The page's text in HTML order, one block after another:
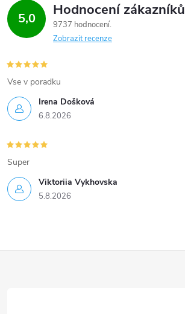
d
a
c
í
p
r
v
k
y
ý
5,0 Hodnocení zákazníků
9737 hodnocení
Zobrazit recenze
Irena Došková
6.8.2026
Vse v poradku
Viktoriia Vykhovska
5.8.2026
Super